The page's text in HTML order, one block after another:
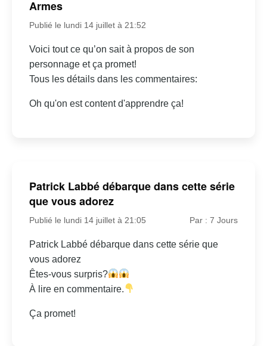
Armes
Publié le lundi 14 juillet à 21:52
Voici tout ce qu’on sait à propos de son
personnage et ça promet!
Tous les détails dans les commentaires:
Oh qu'on est content d'apprendre ça!
Patrick Labbé débarque dans cette série
que vous adorez
Publié le lundi 14 juillet à 21:05 Par : 7 Jours
Patrick Labbé débarque dans cette série que
vous adorez
Êtes-vous surpris?
À lire en commentaire.
Ça promet!